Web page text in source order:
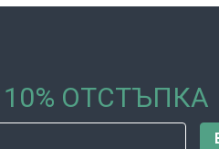
ОТСТЪПКА